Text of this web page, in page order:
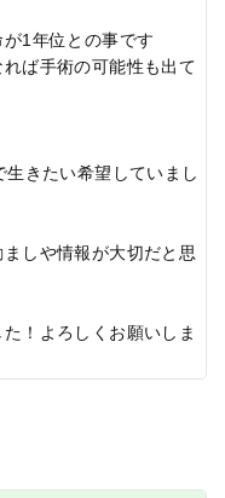
1年位との事です
ば手術の可能性も出て
きたい希望していまし
しや情報が大切だと思
！よろしくお願いしま